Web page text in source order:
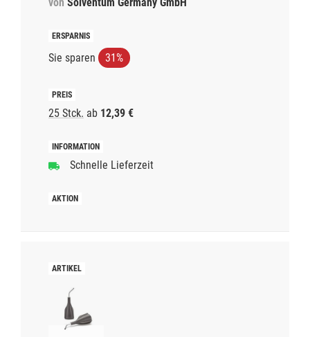
Sie sparen 31%
25 Stck. ab 12,39 €
Schnelle Lieferzeit